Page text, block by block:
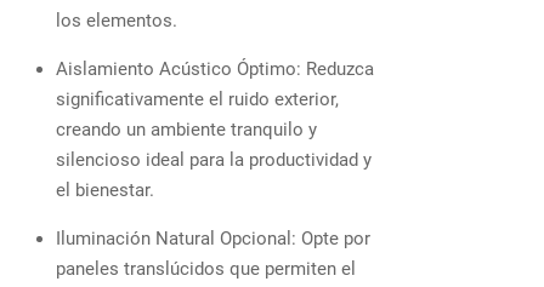
los elementos.
Aislamiento Acústico Óptimo: Reduzca
significativamente el ruido exterior,
creando un ambiente tranquilo y
silencioso ideal para la productividad y
el bienestar.
Iluminación Natural Opcional: Opte por
paneles translúcidos que permiten el